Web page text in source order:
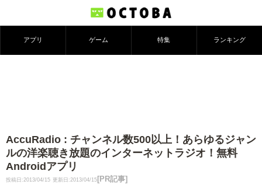
アプリ ゲーム 特集 ランキング
AccuRadio : チャンネル数500以上！あらゆるジャン
ルの洋楽聴き放題のインターネットラジオ！無料
Androidアプリ
投稿日:2013/04/15 更新日:2013/04/15 [PR記事]